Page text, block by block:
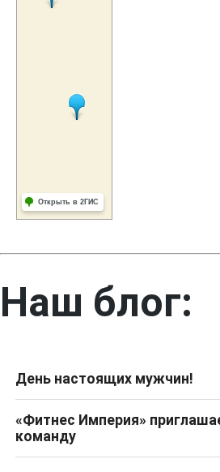
Наш блог:
День настоящих мужчин!
«Фитнес Империя»
команду